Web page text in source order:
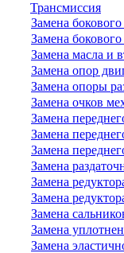
Трансмиссия
Замена
Замена
Замена масла и
Замена опор
Замена опоры
Замена очков
Замена
Замена
Замена
Замена
Замена
Замена
Замена
Замена
Замена